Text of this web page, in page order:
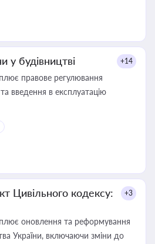
у будівництві +14
правове регулювання
введення в експлуатацію
Цивільного кодексу:
+3
оновлення та реформування
України, включаючи зміни до